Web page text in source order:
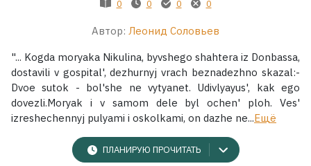
Экранизации
Коллекции
0 0 0 0
Автор: Леонид Соловьев
"... Kogda moryaka Nikulina, byvshego shahtera iz Donbassa,
dostavili v gospital', dezhurnyj vrach beznadezhno skazal:-
Dvoe sutok - bol'she ne vytyanet. Udivlyayus', kak ego
dovezli.Moryak i v samom dele byl ochen' ploh. Ves'
izreshechennyj pulyami i oskolkami, on dazhe ne...Ещё
ПЛАНИРУЮ ПРОЧИТАТЬ